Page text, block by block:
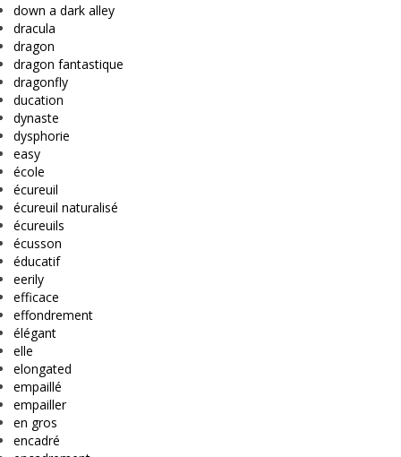
down a dark alley
dracula
dragon
dragon fantastique
dragonfly
ducation
dynaste
dysphorie
easy
école
écureuil
écureuil naturalisé
écureuils
écusson
éducatif
eerily
efficace
effondrement
élégant
elle
elongated
empaillé
empailler
en gros
encadré